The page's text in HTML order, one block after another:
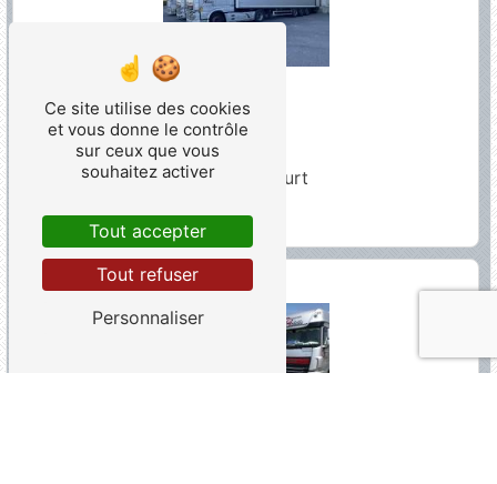
NUCOURT
rue de Paris 95420, Nucourt
Ce site utilise des cookies
et vous donne le contrôle
sur ceux que vous
souhaitez activer
Tout accepter
Tout refuser
Personnaliser